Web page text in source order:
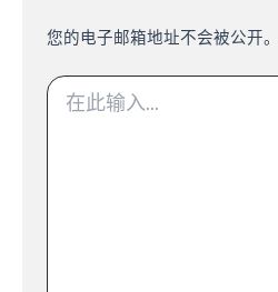
您的电子邮箱地址不会被公开。
在